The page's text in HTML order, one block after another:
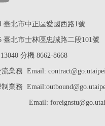
臺北市中正區愛國西路1號
臺北市士林區忠誠路二段101號
分機 8662-8668
業務 Email:
制業務 Email:outbound@
務 Email: